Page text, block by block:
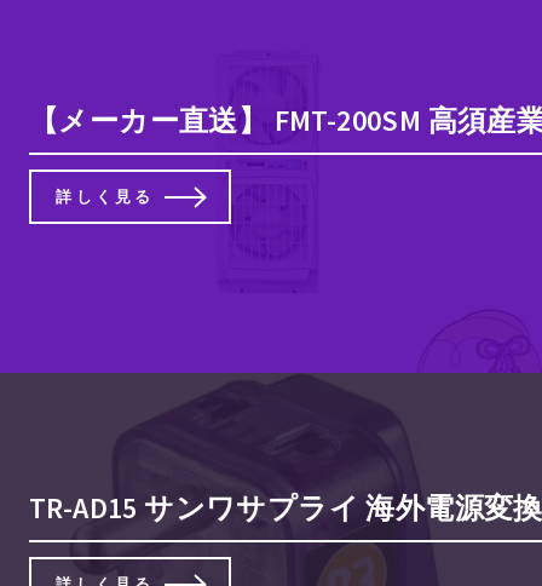
【メーカー直送】 FMT-200SM 高須
詳しく見る
TR-AD15 サンワサプライ 海外電源